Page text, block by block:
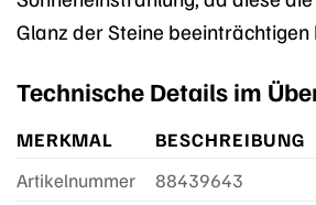
Glanz der Steine beeinträchtigen
Technische Details im
MERKMAL
BESCHREIBUNG
Artikelnummer
88439643